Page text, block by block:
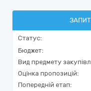
ЗАПИТ
Статус:
Бюджет:
Вид предмету
Оцінка пропозицій:
Попередній етап: